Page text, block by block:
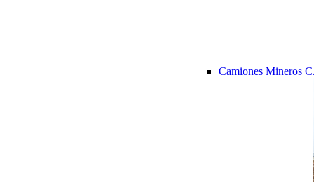
Camiones Mineros